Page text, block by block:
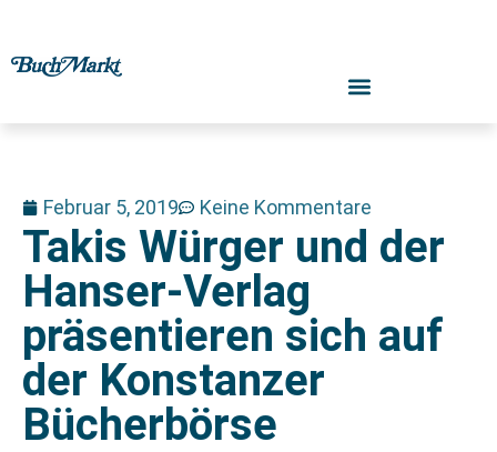
Februar 5, 2019 Keine Kommentare
Takis Würger und der
Hanser-Verlag
präsentieren sich auf
der Konstanzer
Bücherbörse